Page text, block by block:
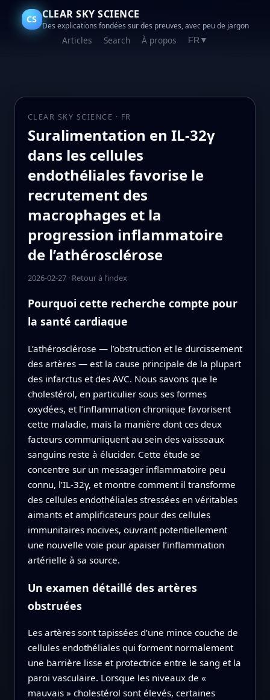
CS CLEAR SKY SCIENCE
Des explications fondées sur des preuves, avec peu de jargon
Articles Search À propos FR ▼
CLEAR SKY SCIENCE · FR
Suralimentation en IL-32γ
dans les cellules
endothéliales favorise le
recrutement des
macrophages et la
progression inflammatoire
de l’athérosclérose
2026-02-27· Retour à l’index
Pourquoi cette recherche compte pour
la santé cardiaque
L’athérosclérose — l’obstruction et le durcissement
des artères — est la cause principale de la plupart
des infarctus et des AVC. Nous savons que le
cholestérol, en particulier sous ses formes
oxydées, et l’inflammation chronique favorisent
cette maladie, mais la manière dont ces deux
facteurs communiquent au sein des vaisseaux
sanguins reste à élucider. Cette étude se
concentre sur un messager inflammatoire peu
connu, l’IL‑32γ, et montre comment il transforme
des cellules endothéliales stressées en véritables
aimants et amplificateurs pour des cellules
immunitaires nocives, ouvrant potentiellement
une nouvelle voie pour apaiser l’inflammation
artérielle à sa source.
Un examen détaillé des artères
obstruées
Les artères sont tapissées d’une mince couche de
cellules endothéliales qui forment normalement
une barrière lisse et protectrice entre le sang et la
paroi vasculaire. Lorsque les niveaux de «
mauvais » cholestérol sont élevés, certaines